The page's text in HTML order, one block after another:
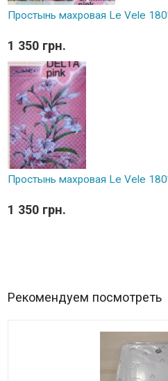
Простынь махровая Le Vele
1 350 грн.
Простынь махровая Le Vele
1 350 грн.
Рекомендуем посмотреть